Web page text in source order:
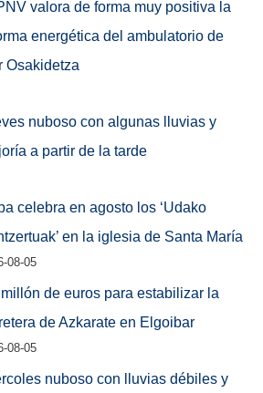
valora de forma muy positiva la
energética del ambulatorio de
Osakidetza
nuboso con algunas lluvias y
a partir de la tarde
celebra en agosto los ‘Udako
en la iglesia de Santa María
08-05
de euros para estabilizar la
de Azkarate en Elgoibar
08-05
nuboso con lluvias débiles y